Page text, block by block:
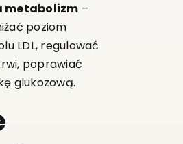
metabolizm –
poziom
LDL, regulować
poprawiać
glukozową.